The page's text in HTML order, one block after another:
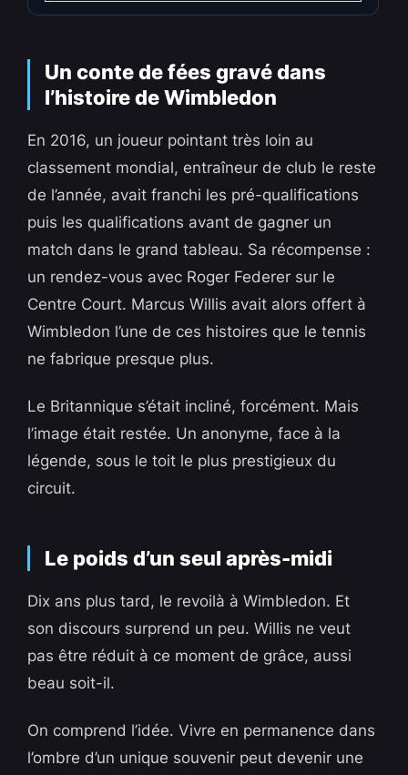
Un conte de fées gravé dans
l’histoire de Wimbledon
En 2016, un joueur pointant très loin au
classement mondial, entraîneur de club le reste
de l’année, avait franchi les pré-qualifications
puis les qualifications avant de gagner un
match dans le grand tableau. Sa récompense :
un rendez-vous avec Roger Federer sur le
Centre Court. Marcus Willis avait alors offert à
Wimbledon l’une de ces histoires que le tennis
ne fabrique presque plus.
Le Britannique s’était incliné, forcément. Mais
l’image était restée. Un anonyme, face à la
légende, sous le toit le plus prestigieux du
circuit.
Le poids d’un seul après-midi
Dix ans plus tard, le revoilà à Wimbledon. Et
son discours surprend un peu. Willis ne veut
pas être réduit à ce moment de grâce, aussi
beau soit-il.
On comprend l’idée. Vivre en permanence dans
l’ombre d’un unique souvenir peut devenir une